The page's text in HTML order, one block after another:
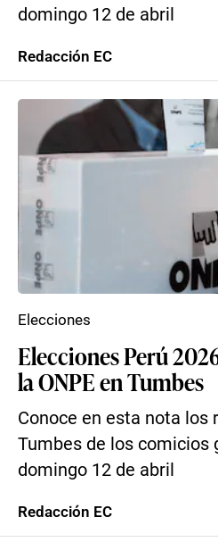
domingo 12 de abril
Redacción EC
Elecciones Perú
la ONPE en Tumbes
Conoce en esta nota los
Tumbes de los comicios
domingo 12 de abril
Elecciones
Redacción EC